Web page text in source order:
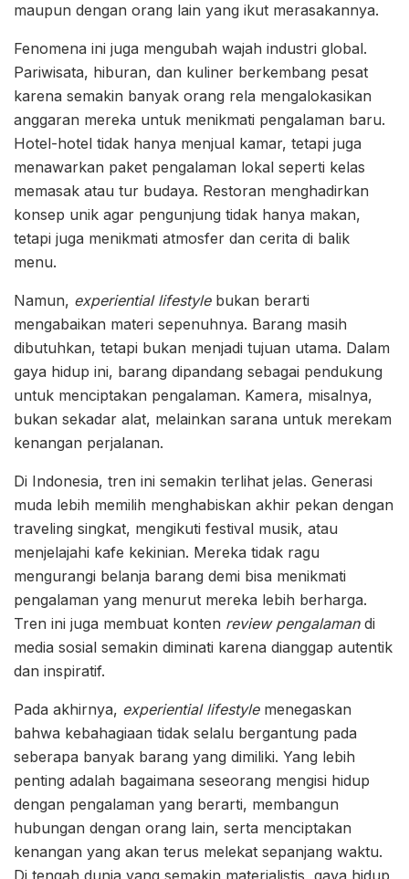
maupun dengan orang lain yang ikut merasakannya.
Fenomena ini juga mengubah wajah industri global.
Pariwisata, hiburan, dan kuliner berkembang pesat
karena semakin banyak orang rela mengalokasikan
anggaran mereka untuk menikmati pengalaman baru.
Hotel-hotel tidak hanya menjual kamar, tetapi juga
menawarkan paket pengalaman lokal seperti kelas
memasak atau tur budaya. Restoran menghadirkan
konsep unik agar pengunjung tidak hanya makan,
tetapi juga menikmati atmosfer dan cerita di balik
menu.
Namun, experiential lifestylebukan berarti
mengabaikan materi sepenuhnya. Barang masih
dibutuhkan, tetapi bukan menjadi tujuan utama. Dalam
gaya hidup ini, barang dipandang sebagai pendukung
untuk menciptakan pengalaman. Kamera, misalnya,
bukan sekadar alat, melainkan sarana untuk merekam
kenangan perjalanan.
Di Indonesia, tren ini semakin terlihat jelas. Generasi
muda lebih memilih menghabiskan akhir pekan dengan
traveling singkat, mengikuti festival musik, atau
menjelajahi kafe kekinian. Mereka tidak ragu
mengurangi belanja barang demi bisa menikmati
pengalaman yang menurut mereka lebih berharga.
Tren ini juga membuat konten review pengalamandi
media sosial semakin diminati karena dianggap autentik
dan inspiratif.
Pada akhirnya, experiential lifestylemenegaskan
bahwa kebahagiaan tidak selalu bergantung pada
seberapa banyak barang yang dimiliki. Yang lebih
penting adalah bagaimana seseorang mengisi hidup
dengan pengalaman yang berarti, membangun
hubungan dengan orang lain, serta menciptakan
kenangan yang akan terus melekat sepanjang waktu.
Di tengah dunia yang semakin materialistis, gaya hidup